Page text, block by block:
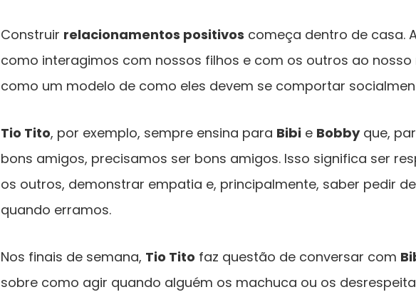
Construir relacionamentos positivos começa dentro de casa.
como interagimos com nossos filhos e com os outros ao nosso
como um modelo de como eles devem se comportar
Tio Tito, por exemplo, sempre ensina para Bibi e Bobbyque,
bons amigos, precisamos ser bons amigos. Isso significa ser
os outros, demonstrar empatia e, principalmente, saber pedir
quando erramos.
Nos finais de semana, Tio Tito faz questão de conversar com
sobre como agir quando alguém os machuca ou os